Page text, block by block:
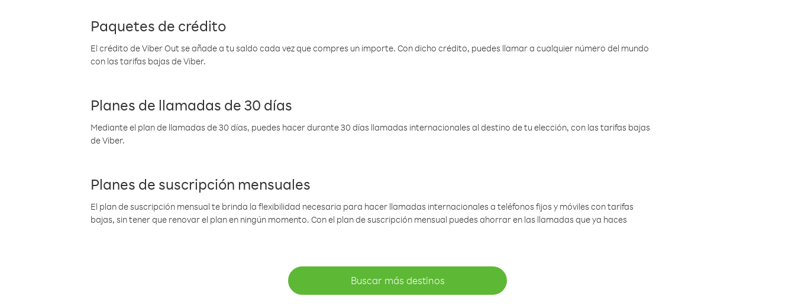
Paquetes de crédito
El crédito de Viber Out se añade a tu saldo cada vez que compres un importe. Con dicho crédito, puedes llamar a cualquier número del mundo
con las tarifas bajas de Viber.
Planes de llamadas de 30 días
Mediante el plan de llamadas de 30 días, puedes hacer durante 30 días llamadas internacionales al destino de tu elección, con las tarifas bajas
de Viber.
Planes de suscripción mensuales
El plan de suscripción mensual te brinda la flexibilidad necesaria para hacer llamadas internacionales a teléfonos fijos y móviles con tarifas
bajas, sin tener que renovar el plan en ningún momento. Con el plan de suscripción mensual puedes ahorrar en las llamadas que ya haces
Buscar más destinos